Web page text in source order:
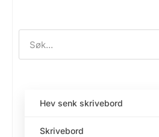
Hev senk skrivebord
Skrivebord